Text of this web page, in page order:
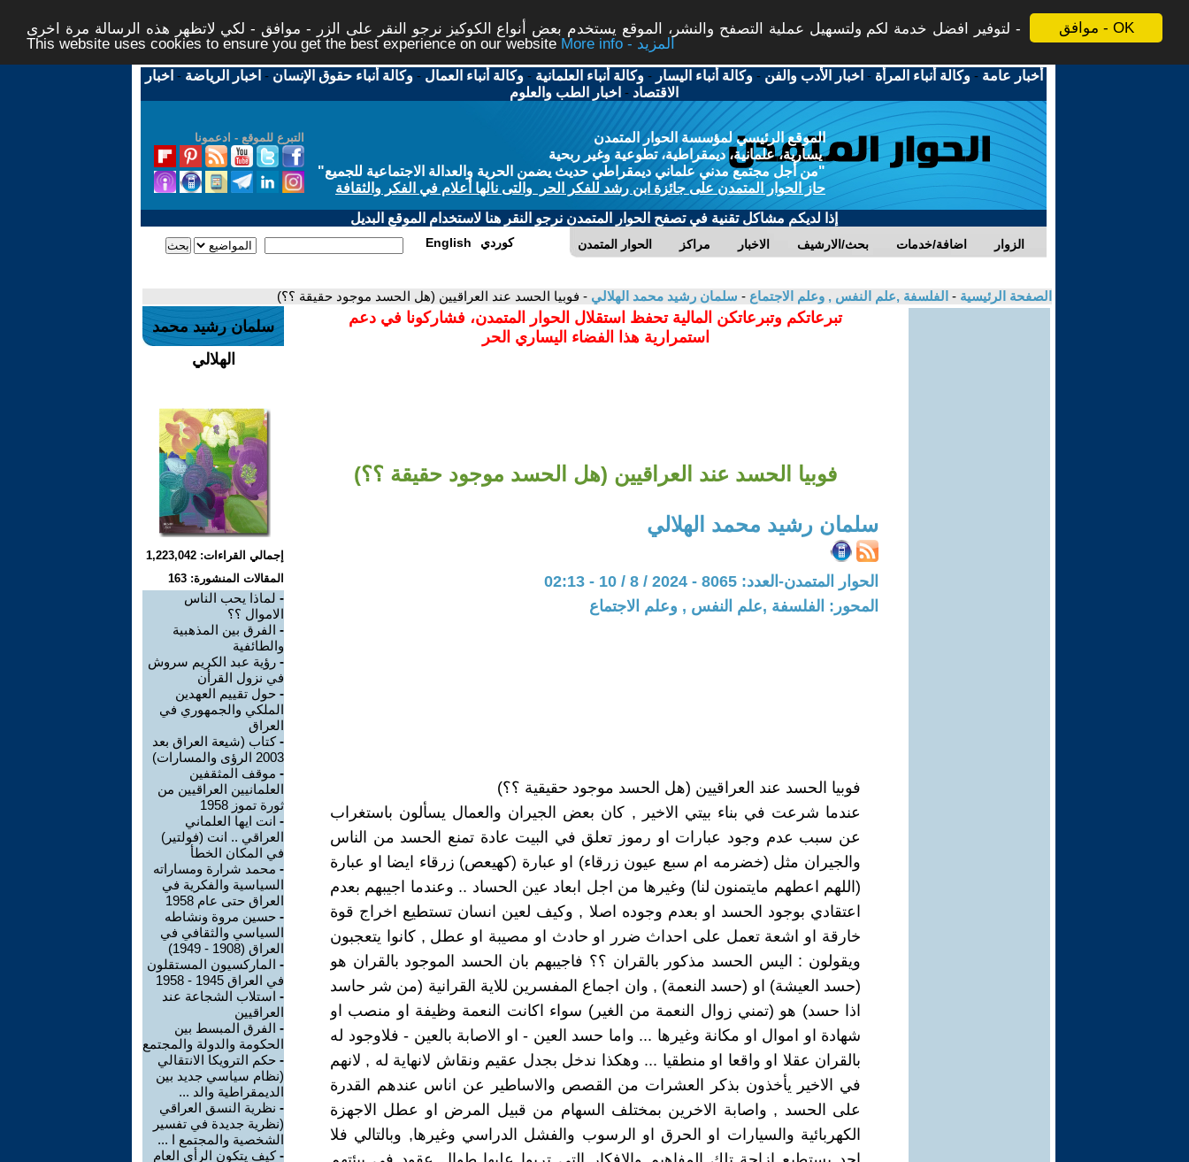
موافق - OK
لتوفير افضل خدمة لكم ولتسهيل عملية التصفح والنشر، الموقع يستخدم بعض أنواع الكوكيز نرجو النقر على الزر - موافق - لكي لاتظهر هذه الرسالة مرة اخرى -
This website uses cookies to ensure you get the best experience on our website
More info - المزيد
أخبار عامة -وكالة أنباء المرأة - اخبار الأدب والفن -وكالة أنباء اليسار -وكالة أنباء العلمانية -وكالة أنباء العمال -وكالة أنباء حقوق الإنسان - اخبار الرياضة - اخبار
الاقتصاد - اخبار الطب والعلوم
التبرع للموقع - ادعمونا
الموقع الرئيسي لمؤسسة الحوار المتمدن
يسارية، علمانية، ديمقراطية، تطوعية وغير ربحية
"من أجل مجتمع مدني علماني ديمقراطي حديث يضمن الحرية والعدالة الاجتماعية للجميع"
حاز الحوار المتمدن على جائزة ابن رشد للفكر الحر والتى نالها أعلام في الفكر والثقافة
إذا لديكم مشاكل تقنية في تصفح الحوار المتمدن نرجو النقر هنا لاستخدام الموقع البديل
الحوار المتمدن مراكز الاخبار بحث/الارشيف اضافة/خدمات الزوار English كوردي
الصفحة الرئيسية - الفلسفة ,علم النفس , وعلم الاجتماع - سلمان رشيد محمد الهلالي - فوبيا الحسد عند العراقيين (هل الحسد موجود حقيقة ؟؟)
تبرعاتكم وتبرعاتكن المالية تحفظ استقلال الحوار المتمدن، فشاركونا في دعم
استمرارية هذا الفضاء اليساري الحر
فوبيا الحسد عند العراقيين (هل الحسد موجود حقيقة ؟؟)
سلمان رشيد محمد الهلالي
الحوار المتمدن-العدد: 8065 - 2024 / 8 / 10 - 02:13
المحور: الفلسفة ,علم النفس , وعلم الاجتماع
فوبيا الحسد عند العراقيين (هل الحسد موجود حقيقية ؟؟)
عندما شرعت في بناء بيتي الاخير , كان بعض الجيران والعمال يسألون باستغراب
عن سبب عدم وجود عبارات او رموز تعلق في البيت عادة تمنع الحسد من الناس
والجيران مثل (خضرمه ام سبع عيون زرقاء) او عبارة (كهيعص) زرقاء ايضا او عبارة
(اللهم اعطهم مايتمنون لنا) وغيرها من اجل ابعاد عين الحساد .. وعندما اجيبهم بعدم
اعتقادي بوجود الحسد او بعدم وجوده اصلا , وكيف لعين انسان تستطيع اخراج قوة
خارقة او اشعة تعمل على احداث ضرر او حادث او مصيبة او عطل , كانوا يتعجبون
ويقولون : اليس الحسد مذكور بالقران ؟؟ فاجيبهم بان الحسد الموجود بالقران هو
(حسد العيشة) او (حسد النعمة) , وان اجماع المفسرين للاية القرانية (من شر حاسد
اذا حسد) هو (تمني زوال النعمة من الغير) سواء اكانت النعمة وظيفة او منصب او
شهادة او اموال او مكانة وغيرها ... واما حسد العين - او الاصابة بالعين - فلاوجود له
بالقران عقلا او واقعا او منطقيا ... وهكذا ندخل بجدل عقيم ونقاش لانهاية له , لانهم
في الاخير يأخذون بذكر العشرات من القصص والاساطير عن اناس عندهم القدرة
على الحسد , واصابة الاخرين بمختلف السهام من قبيل المرض او عطل الاجهزة
الكهربائية والسيارات او الحرق او الرسوب والفشل الدراسي وغيرها, وبالتالي فلا
سلمان رشيد محمد
الهلالي
إجمالي القراءات: 1,223,042
المقالات المنشورة: 163
- لماذا يحب الناس
الاموال ؟؟
- الفرق بين المذهبية
والطائفية
- رؤية عبد الكريم سروش
في نزول القرأن
- حول تقييم العهدين
الملكي والجمهوري في
العراق
-كتاب (شيعة العراق بعد
2003 الرؤى والمسارات)
- موقف المثقفين
العلمانيين العراقيين من
ثورة تموز 1958
- انت ايها العلماني
العراقي .. انت (فولتير)
في المكان الخطأ
- محمد شرارة ومساراته
السياسية والفكرية في
العراق حتى عام 1958
- حسين مروة ونشاطه
السياسي والثقافي في
العراق (1908 - 1949)
- الماركسيون المستقلون
في العراق 1945 - 1958
- استلاب الشجاعة عند
العراقيين
- الفرق المبسط بين
الحكومة والدولة والمجتمع
- حكم الترويكا الانتقالي
(نظام سياسي جديد بين
الديمقراطية والد ...
- نظرية النسق العراقي
(نظرية جديدة في تفسير
الشخصية والمجتمع ا ...
-كيف يتكون الرأي العام